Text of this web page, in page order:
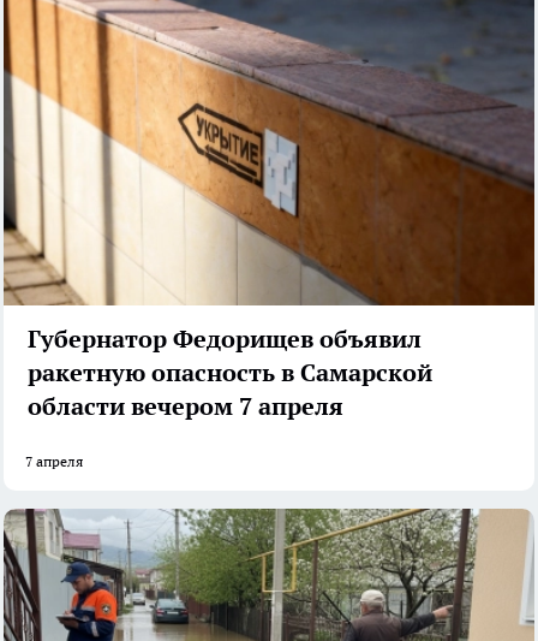
Губернатор Федорищев объявил
ракетную опасность в Самарской
области вечером 7 апреля
7 апреля